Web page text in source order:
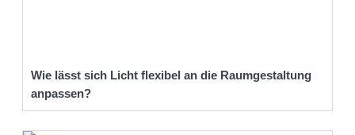
Wie lässt sich Licht flexibel an die Raumgestaltung
anpassen?